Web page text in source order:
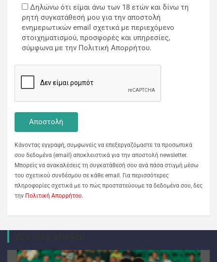
Δηλώνω ότι είμαι άνω των 18 ετών και δίνω τη
ρητή συγκατάθεσή μου για την αποστολή
ενημερωτικών email σχετικά με περιεχόμενο
στοιχηματισμού, προσφορές και υπηρεσίες,
σύμφωνα με την Πολιτική Απορρήτου.
Κάνοντας εγγραφή, συμφωνείς να επεξεργαζόμαστε τα προσωπικά
σου δεδομένα (email) αποκλειστικά για την αποστολή newsletter.
Μπορείς να ανακαλέσεις τη συγκατάθεσή σου ανά πάσα στιγμή μέσω
του σχετικού συνδέσμου σε κάθε email. Για περισσότερες
πληροφορίες σχετικά με το πώς προστατεύουμε τα δεδομένα σου, δες
την Πολιτική Απορρήτου.